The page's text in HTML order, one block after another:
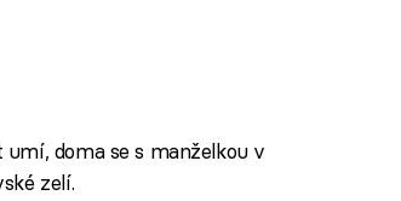
doma se s manželkou v
zelí.